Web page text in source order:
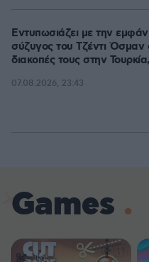
Εντυπωσιάζει με την
σύζυγος του Τζέντι Όσμαν
διακοπές τους στην
07.08.2026, 23:43
Games